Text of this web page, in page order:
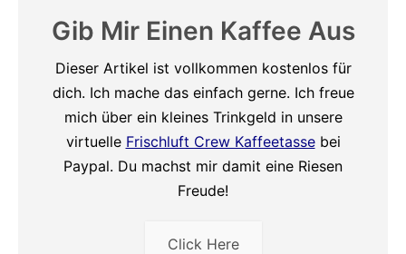
Gib Mir Einen Kaffee Aus
Dieser Artikel ist vollkommen kostenlos für
dich. Ich mache das einfach gerne. Ich freue
mich über ein kleines Trinkgeld in unsere
virtuelle Frischluft Crew Kaffeetassebei
Paypal. Du machst mir damit eine Riesen
Freude!
Click Here